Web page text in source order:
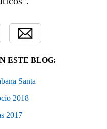
ESTE BLOG:
Santa
2018
2017